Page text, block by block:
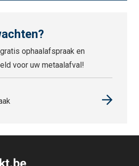
ophaalafspraak en
voor uw metaalafval!